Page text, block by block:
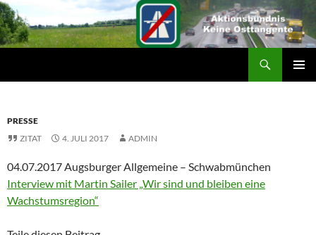
PRESSE
ZITAT
4. JULI 2017 ADMIN
04.07.2017 Augsburger Allgemeine – Schwabmünchen
Interview mit Martin Sailer „Wir sind und bleiben eine
Wachstumsregion“